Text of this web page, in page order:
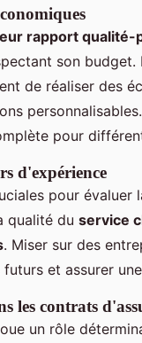
rapport qualité-
son budget.
de réaliser des
pour
d'expérience
pour évaluer
qualité du service
. Miser sur des
et assurer
les contrats
un rôle